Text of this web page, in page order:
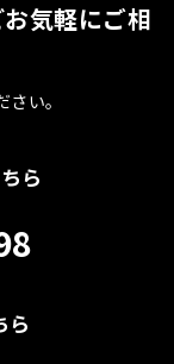
気軽にご相
い。
ら
ら